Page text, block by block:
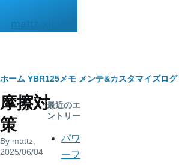
mattz.xii.jp
パ
ン
く
ず
ホーム YBR125メモ メンテ&カスタマイズログ
摩擦対
策
By mattz
2025/06/04
最近のエ
ントリー
パワ
ーフ